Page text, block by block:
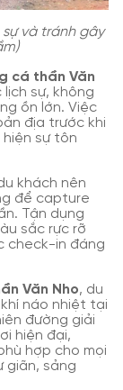
và tránh gây
cá thần Văn
sự, không
ồn lớn. Việc
địa trước khi
sự tôn
khách nên
để capture
Tận dụng
sắc rực rỡ
check-in đáng
Văn Nho, du
náo nhiệt tại
đường giải
hiện đại,
hợp cho mọi
giãn, sảng